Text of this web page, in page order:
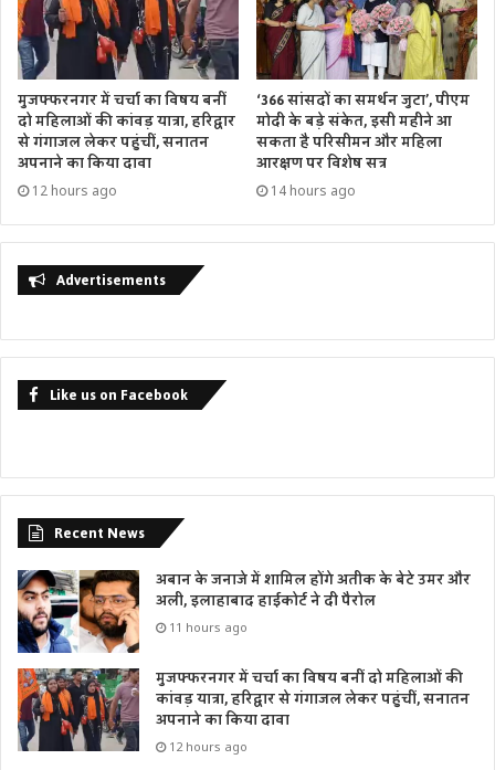
मुजफ्फरनगर में चर्चा का विषय बनीं
दो महिलाओं की कांवड़ यात्रा, हरिद्वार
से गंगाजल लेकर पहुंचीं, सनातन
अपनाने का किया दावा
12 hours ago
‘366 सांसदों का समर्थन जुटा’, पीएम
मोदी के बड़े संकेत, इसी महीने आ
सकता है परिसीमन और महिला
आरक्षण पर विशेष सत्र
14 hours ago
Advertisements
Like us on Facebook
Recent News
अबान के जनाजे में शामिल होंगे अतीक के बेटे उमर और
अली, इलाहाबाद हाईकोर्ट ने दी पैरोल
11 hours ago
मुजफ्फरनगर में चर्चा का विषय बनीं दो महिलाओं की
कांवड़ यात्रा, हरिद्वार से गंगाजल लेकर पहुंचीं, सनातन
अपनाने का किया दावा
12 hours ago